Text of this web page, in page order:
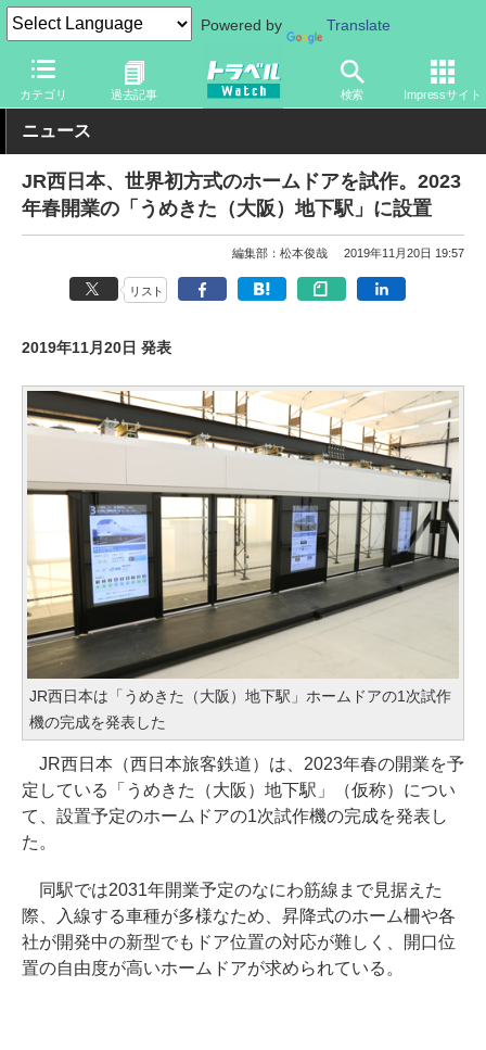
Powered by Translate
カテゴリ 過去記事 検索 Impressサイト
トラベル Watch 地域 国内旅行 京都・大阪
ニュース
JR西日本、世界初方式のホームドアを試作。2023
年春開業の「うめきた（大阪）地下駅」に設置
編集部：松本俊哉 2019年11月20日 19:57
リスト
2019年11月20日 発表
JR西日本は「うめきた（大阪）地下駅」ホームドアの1次試作
機の完成を発表した
JR西日本（西日本旅客鉄道）は、2023年春の開業を予
定している「うめきた（大阪）地下駅」（仮称）につい
て、設置予定のホームドアの1次試作機の完成を発表し
た。
同駅では2031年開業予定のなにわ筋線まで見据えた
際、入線する車種が多様なため、昇降式のホーム柵や各
社が開発中の新型でもドア位置の対応が難しく、開口位
置の自由度が高いホームドアが求められている。